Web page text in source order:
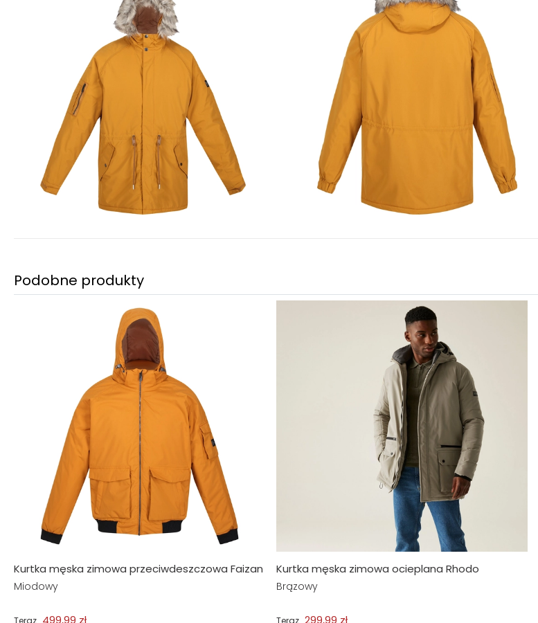
Podobne produkty
Kurtka męska zimowa przeciwdeszczowa Faizan
Miodowy
Teraz 499,99 zł
Kurtka męska zimowa ocieplana Rhodo
Brązowy
Teraz 299,99 zł